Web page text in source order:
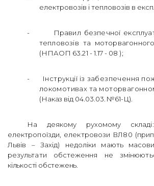
електровозів і тепловозів в
-
Правил безпечної
тепловозів та
(НПАОП 63.21 - 1.17 - 08 );
-
Інструкції із забезпечення
локомотивах та
(Наказ від 04.03.03. №61-Ц).
На деякому рухомому
електропоїзди, електровози ВЛ80
Львів – Захід) недоліки мають
результати обстеження не
кількості обстежень.